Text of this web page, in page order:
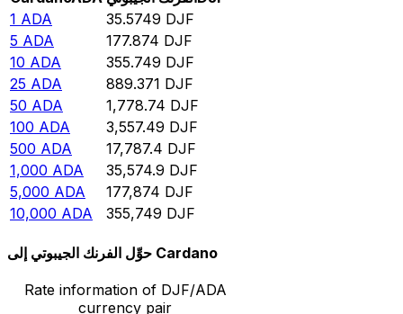
1 ADA 35.5749 DJF
5 ADA 177.874 DJF
10 ADA 355.749 DJF
25 ADA 889.371 DJF
50 ADA 1,778.74 DJF
100 ADA 3,557.49 DJF
500 ADA 17,787.4 DJF
1,000 ADA 35,574.9 DJF
5,000 ADA 177,874 DJF
10,000 ADA 355,749 DJF
حوِّل الفرنك الجيبوتي إلى Cardano
Rate information of DJF/ADA
currency pair